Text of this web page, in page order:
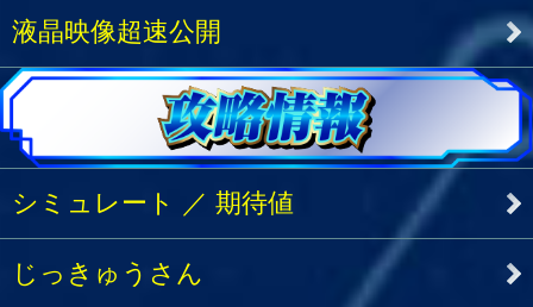
液晶映像超速公開
シミュレート ／ 期待値
じっきゅうさん